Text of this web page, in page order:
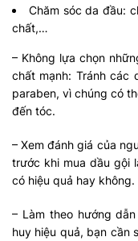
Chăm sóc da đầu:
chất,…
– Không lựa chọn
chất mạnh: Tránh các
paraben, vì chúng có
đến tóc.
– Xem đánh giá của
trước khi mua dầu gội
có hiệu quả hay không.
– Làm theo hướng
huy hiệu quả, bạn cần